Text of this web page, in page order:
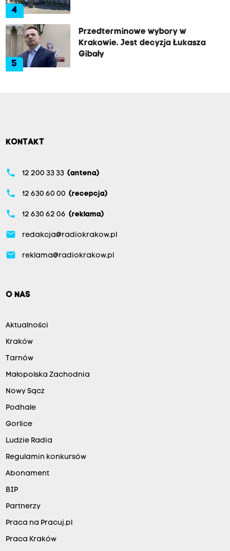
4
5
Przedterminowe wybory w
Krakowie. Jest decyzja Łukasza
Gibały
KONTAKT
phone 12 200 33 33 (antena)
phone 12 630 60 00 (recepcja)
phone 12 630 62 06 (reklama)
email redakcja@radiokrakow.pl
email reklama@radiokrakow.pl
O NAS
Aktualności
Kraków
Tarnów
Małopolska Zachodnia
Nowy Sącz
Podhale
Gorlice
Ludzie Radia
Regulamin konkursów
Abonament
BIP
Partnerzy
Praca na Pracuj.pl
Praca Kraków